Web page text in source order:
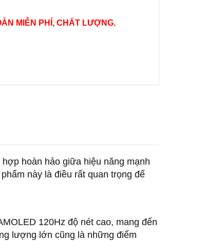
MIỄN PHÍ, CHẤT LƯỢNG.
hoàn hảo giữa hiệu năng mạnh
này là điều rất quan trọng để
120Hz độ nét cao, mang đến
lượng lớn cũng là những điểm